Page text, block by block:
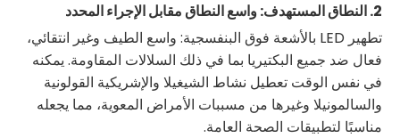
2. النطاق المستهدف: واسع النطاق مقابل الإجراء المحدد
تطهير LED بالأشعة فوق البنفسجية: واسع الطيف وغير انتقائي،
فعال ضد جميع البكتيريا بما في ذلك السلالات المقاومة. يمكنه
في نفس الوقت تعطيل نشاط الشيغيلا والإشريكية القولونية
والسالمونيلا وغيرها من مسببات الأمراض المعوية، مما يجعله
مناسبًا لتطبيقات الصحة العامة.